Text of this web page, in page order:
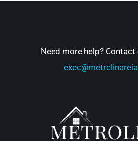
Need more help? Contact